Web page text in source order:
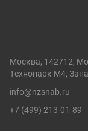
Москва, 142712,
Технопарк М4,
info@nzsnab.ru
+7 (499) 213-01-89